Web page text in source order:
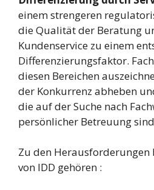
einem strengeren
die Qualität der Beratung
Kundenservice zu einem
Differenzierungsfaktor.
diesen Bereichen
der Konkurrenz abheben
die auf der Suche nach
persönlicher Betreuung
Zu den Herausforderungen
von IDD gehören :